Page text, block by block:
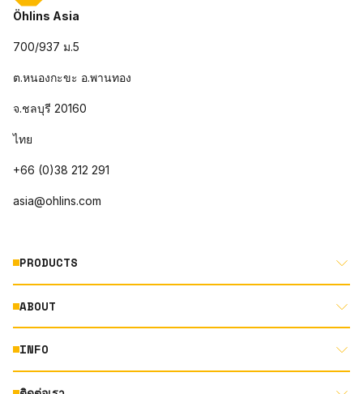
Öhlins Asia
700/937 ม.5
ต.หนองกะขะ อ.พานทอง
จ.ชลบุรี 20160
ไทย
+66 (0)38 212 291
asia@ohlins.com
PRODUCTS
MOTORCYCLE
AUTOMOTIVE
ABOUT
ABOUT US
RACING
INFO